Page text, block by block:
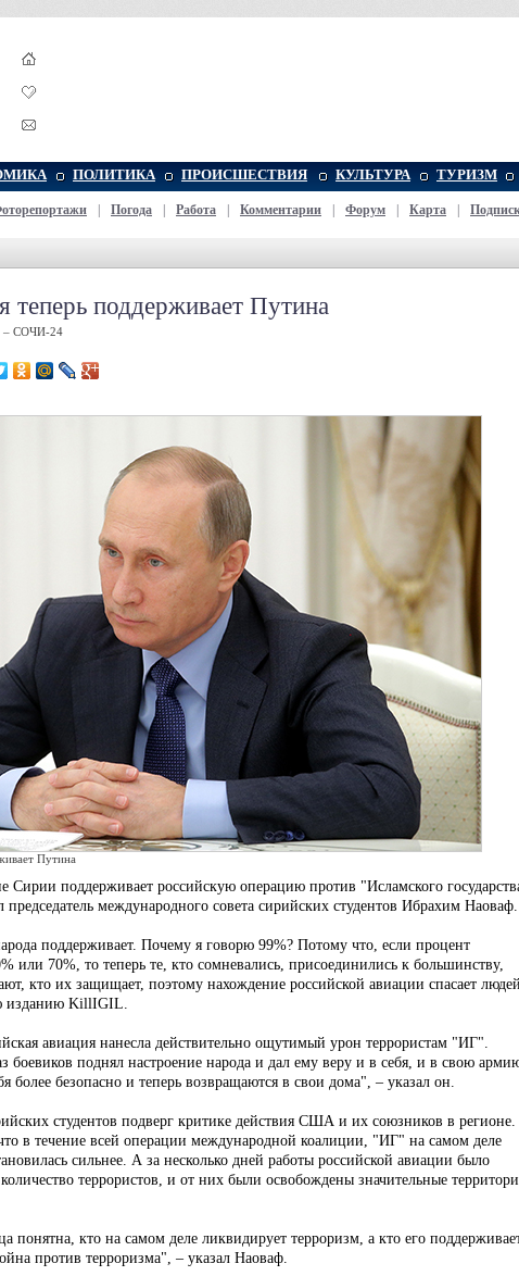
ПОЛИТИКА ПРОИСШЕСТВИЯ КУЛЬТУРА ТУРИЗМ
Погода Работа Комментарии Форум Карта
теперь поддерживает Путина
– СОЧИ-24
Путина
Сирии поддерживает российскую операцию против "Исламского
международного совета сирийских студентов Ибрахим Наоваф.
поддерживает. Почему я говорю 99%? Потому что, если процент
или 70%, то теперь те, кто сомневались, присоединились к большинству,
кто их защищает, поэтому нахождение российской авиации спасает
изданию KillIGIL.
авиация нанесла действительно ощутимый урон террористам "ИГ".
боевиков поднял настроение народа и дал ему веру и в себя, и в свою
более безопасно и теперь возвращаются в свои дома", – указал он.
студентов подверг критике действия США и их союзников в
в течение всей операции международной коалиции, "ИГ" на самом деле
сильнее. А за несколько дней работы российской авиации было
террористов, и от них были освобождены значительные
понятна, кто на самом деле ликвидирует терроризм, а кто его
против терроризма", – указал Наоваф.